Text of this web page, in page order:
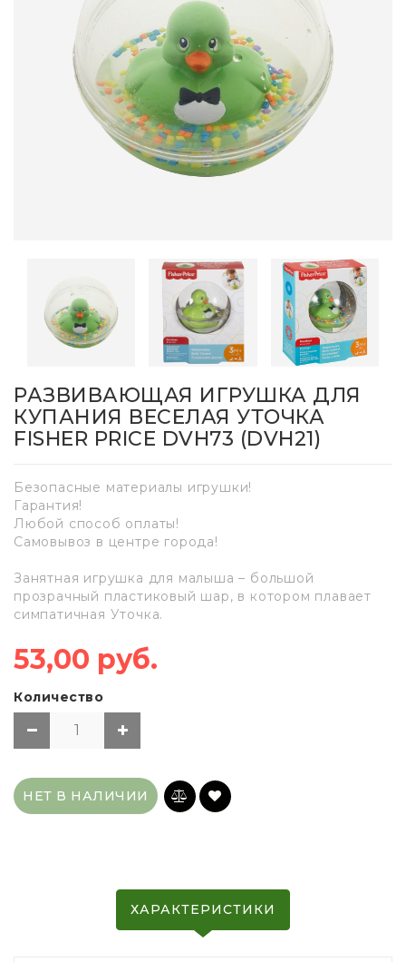
РАЗВИВАЮЩАЯ ИГРУШКА ДЛЯ
КУПАНИЯ ВЕСЕЛАЯ УТОЧКА
FISHER PRICE DVH73 (DVH21)
Безопасные материалы игрушки!
Гарантия!
Любой способ оплаты!
Самовывоз в центре города!
Занятная игрушка для малыша – большой
прозрачный пластиковый шар, в котором плавает
симпатичная Уточка.
53,00 руб.
Количество
НЕТ В НАЛИЧИИ
ХАРАКТЕРИСТИКИ